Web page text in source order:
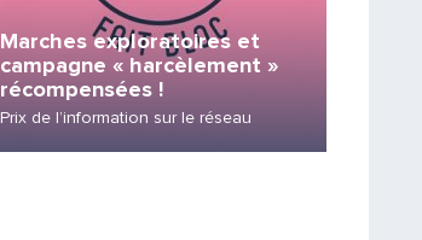
Marches exploratoires et
campagne « harcèlement »
récompensées !
Prix de l’information sur le réseau